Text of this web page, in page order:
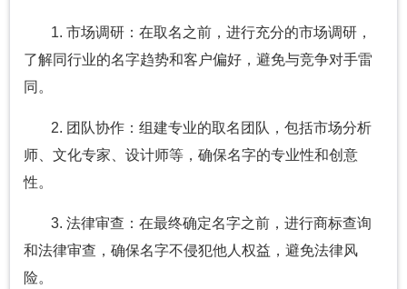
1. 市场调研：在取名之前，进行充分的市场调研，
了解同行业的名字趋势和客户偏好，避免与竞争对手雷
同。
2. 团队协作：组建专业的取名团队，包括市场分析
师、文化专家、设计师等，确保名字的专业性和创意
性。
3. 法律审查：在最终确定名字之前，进行商标查询
和法律审查，确保名字不侵犯他人权益，避免法律风
险。